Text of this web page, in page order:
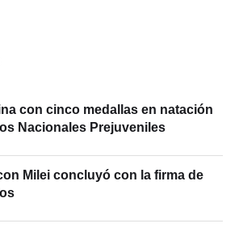
con cinco medallas en natación
Nacionales Prejuveniles
Milei concluyó con la firma de